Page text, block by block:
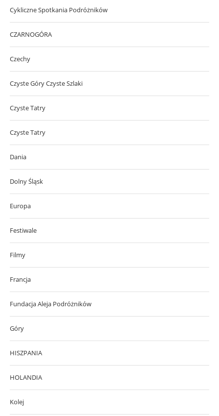
Cykliczne Spotkania Podróżników
CZARNOGÓRA
Czechy
Czyste Góry Czyste Szlaki
Czyste Tatry
Czyste Tatry
Dania
Dolny Śląsk
Europa
Festiwale
Filmy
Francja
Fundacja Aleja Podróżników
Góry
HISZPANIA
HOLANDIA
Kolej